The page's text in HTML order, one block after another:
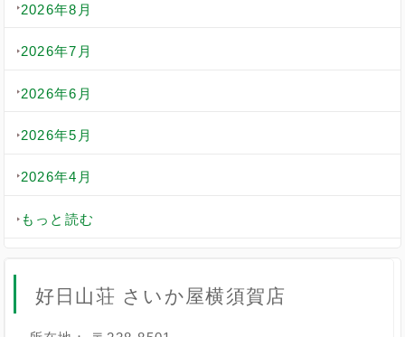
2026年8月
2026年7月
2026年6月
2026年5月
2026年4月
もっと読む
好日山荘 さいか屋横須賀店